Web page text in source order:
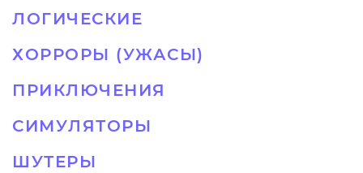
ЛОГИЧЕСКИЕ
ХОРРОРЫ (УЖАСЫ)
ПРИКЛЮЧЕНИЯ
СИМУЛЯТОРЫ
ШУТЕРЫ